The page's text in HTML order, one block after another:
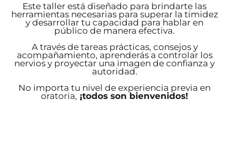
Este taller está diseñado para brindarte las
herramientas necesarias para superar la timidez
y desarrollar tu capacidad para hablar en
público de manera efectiva.
A través de tareas prácticas, consejos y
acompañamiento, aprenderás a controlar los
nervios y proyectar una imagen de confianza y
autoridad.
No importa tu nivel de experiencia previa en
oratoria, ¡todos son bienvenidos!